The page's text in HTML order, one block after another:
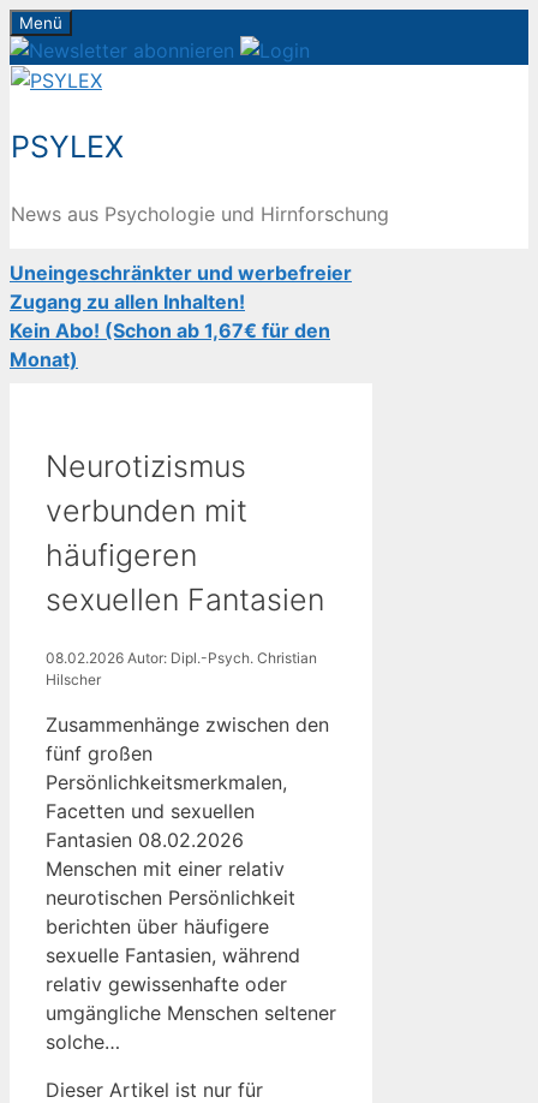
Zum
Inhalt
springen
Menü
PSYLEX
News aus Psychologie und Hirnforschung
Uneingeschränkter und werbefreier
Zugang zu allen Inhalten!
Kein Abo! (Schon ab 1,67€ für den
Monat)
Neurotizismus
verbunden mit
häufigeren
sexuellen Fantasien
08.02.2026 Autor: Dipl.-Psych. Christian
Hilscher
Zusammenhänge zwischen den
fünf großen
Persönlichkeitsmerkmalen,
Facetten und sexuellen
Fantasien 08.02.2026
Menschen mit einer relativ
neurotischen Persönlichkeit
berichten über häufigere
sexuelle Fantasien, während
relativ gewissenhafte oder
umgängliche Menschen seltener
solche…
Dieser Artikel ist nur für